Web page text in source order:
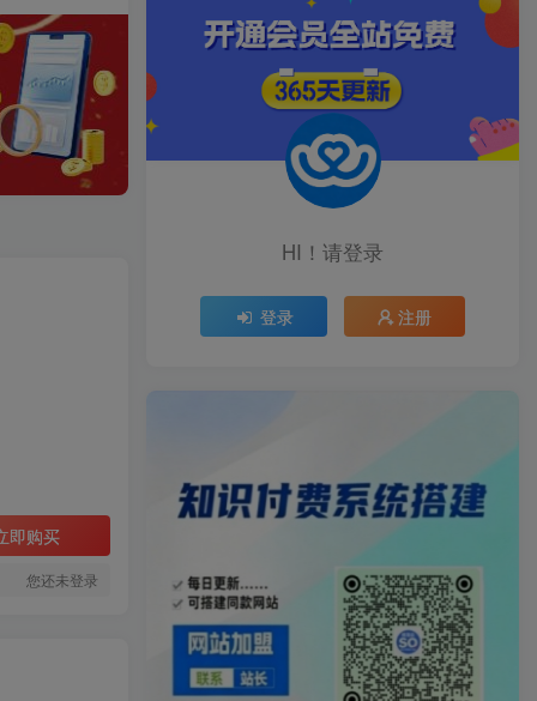
即购买
您还未登录
HI！请登录
登录 注册